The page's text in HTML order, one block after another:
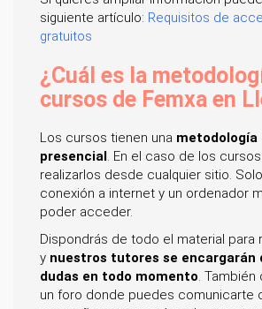
siguiente artículo: Requisitos de
gratuitos
¿Cuál es la
cursos de Femxa en
Los cursos tienen una metodología
presencial. En el caso de los
realizarlos desde cualquier sitio.
conexión a internet y un ordenador
poder acceder.
Dispondrás de todo el material para
y nuestros tutores se encargarán
dudas en todo momento. También
un foro donde puedes comunicarte